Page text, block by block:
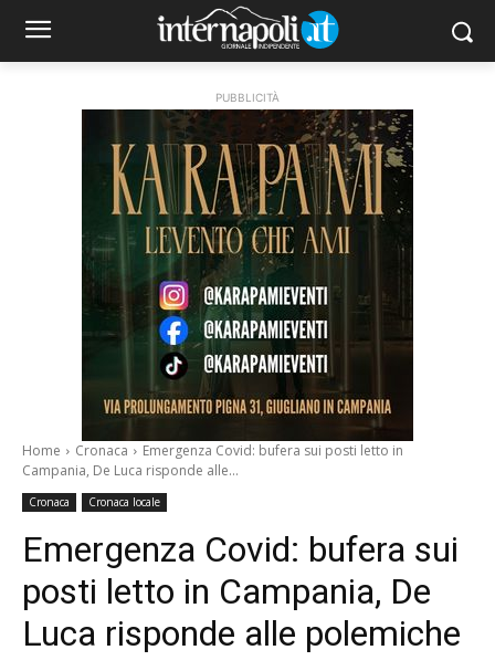
PUBBLICITÀ
Home Cronaca
Emergenza Covid: bufera sui posti letto in
Campania, De Luca risponde alle...
Cronaca Cronaca locale
Emergenza Covid: bufera sui
posti letto in Campania, De
Luca risponde alle polemiche